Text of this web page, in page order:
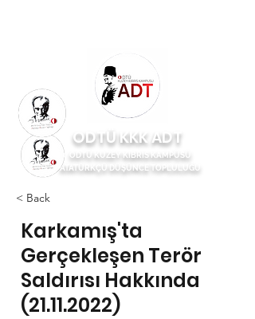
ODTÜ KKK ADT
ODTÜ KUZEY KIBRIS KAMPÜSÜ
ATATÜRKÇÜ DÜŞÜNCE TOPLULUĞU
< Back
Karkamış'ta
Gerçekleşen Terör
Saldırısı Hakkında
(21.11.2022)